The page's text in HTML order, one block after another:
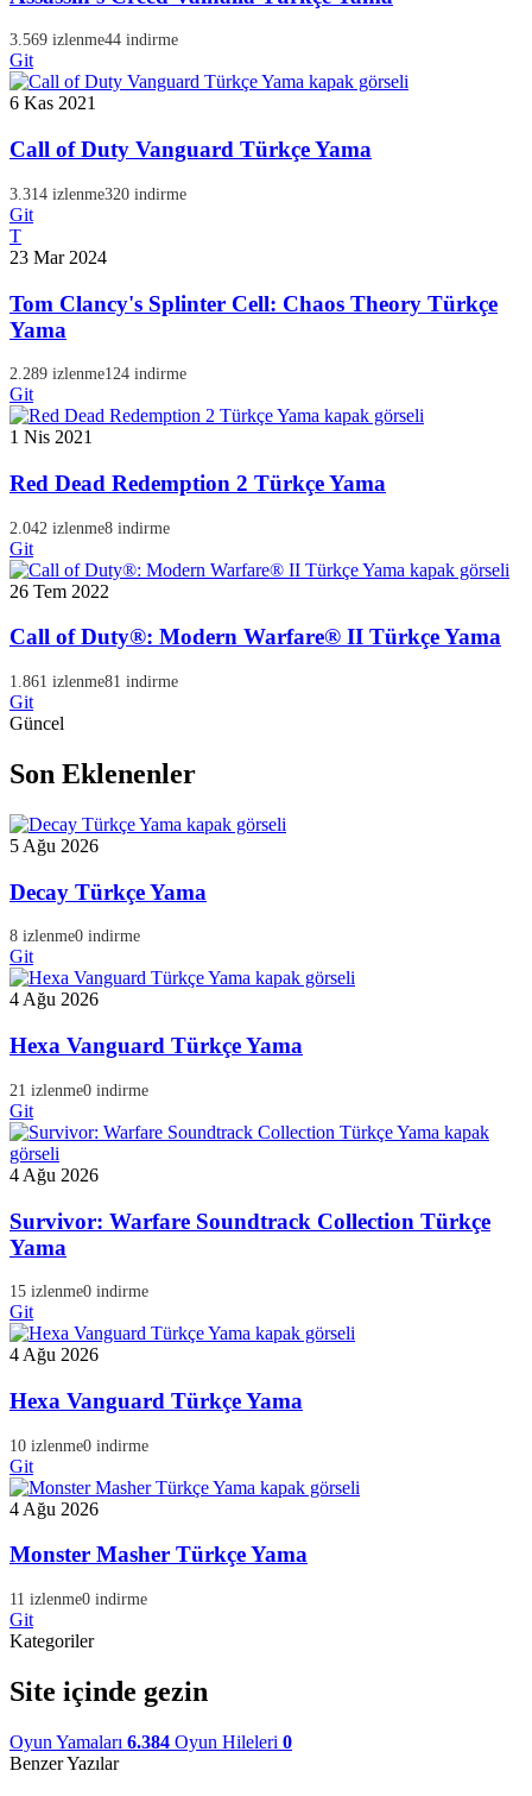
3.569 izlenme44 indirme
Git
6 Kas 2021
Call of Duty Vanguard Türkçe Yama
3.314 izlenme320 indirme
Git
T
23 Mar 2024
Tom Clancy's Splinter Cell: Chaos Theory Türkçe
Yama
2.289 izlenme124 indirme
Git
1 Nis 2021
Red Dead Redemption 2 Türkçe Yama
2.042 izlenme8 indirme
Git
26 Tem 2022
Call of Duty®: Modern Warfare® II Türkçe Yama
1.861 izlenme81 indirme
Git
Güncel
Son Eklenenler
5 Ağu 2026
Decay Türkçe Yama
8 izlenme0 indirme
Git
4 Ağu 2026
Hexa Vanguard Türkçe Yama
21 izlenme0 indirme
Git
4 Ağu 2026
Survivor: Warfare Soundtrack Collection Türkçe
Yama
15 izlenme0 indirme
Git
4 Ağu 2026
Hexa Vanguard Türkçe Yama
10 izlenme0 indirme
Git
4 Ağu 2026
Monster Masher Türkçe Yama
11 izlenme0 indirme
Git
Kategoriler
Site içinde gezin
Oyun Yamaları 6.384 Oyun Hileleri 0
Benzer Yazılar